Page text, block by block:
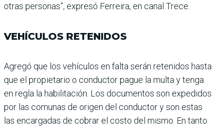
otras personas”, expresó Ferreira, en canal Trece.
VEHÍCULOS RETENIDOS
Agregó que los vehículos en falta serán retenidos hasta
que el propietario o conduc­tor pague la multa y tenga
en regla la habilitación. Los documentos son expedidos
por las comunas de origen del conductor y son estas
las encargadas de cobrar el costo del mismo. En tanto